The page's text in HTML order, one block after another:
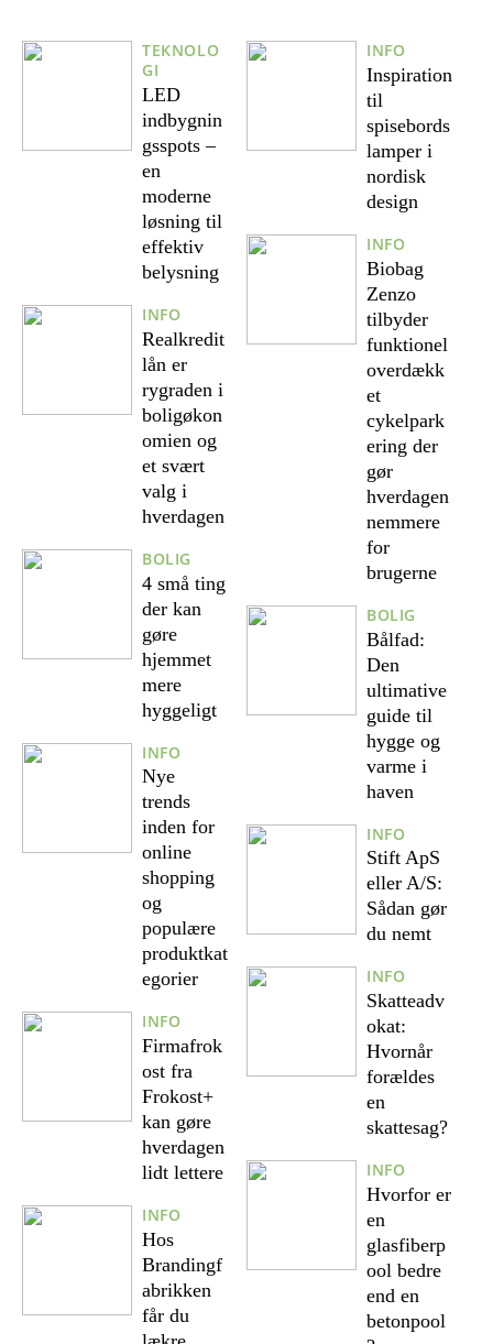
TEKNOLO
GI
LED
indbygnin
gsspots –
en
moderne
løsning til
effektiv
belysning
INFO
Realkredit
lån er
rygraden i
boligøkon
omien og
et svært
valg i
hverdagen
BOLIG
4 små ting
der kan
gøre
hjemmet
mere
hyggeligt
INFO
Nye
trends
inden for
online
shopping
og
populære
produktkat
egorier
INFO
Firmafrok
ost fra
Frokost+
kan gøre
hverdagen
lidt lettere
INFO
Hos
Brandingf
abrikken
får du
INFO
Inspiration
til
spisebords
lamper i
nordisk
design
INFO
Biobag
Zenzo
tilbyder
funktionel
overdækk
et
cykelpark
ering der
gør
hverdagen
nemmere
for
brugerne
BOLIG
Bålfad:
Den
ultimative
guide til
hygge og
varme i
haven
INFO
Stift ApS
eller A/S:
Sådan gør
du nemt
INFO
Skatteadv
okat:
Hvornår
forældes
en
skattesag?
INFO
Hvorfor er
en
glasfiberp
ool bedre
end en
betonpool